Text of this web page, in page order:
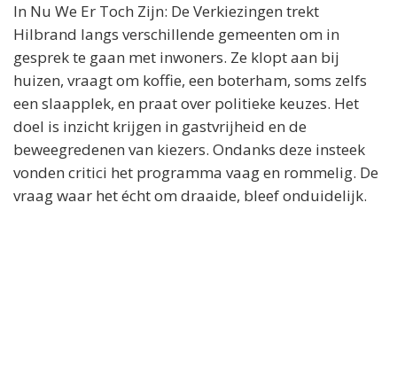
In Nu We Er Toch Zijn: De Verkiezingen trekt
Hilbrand langs verschillende gemeenten om in
gesprek te gaan met inwoners. Ze klopt aan bij
huizen, vraagt om koffie, een boterham, soms zelfs
een slaapplek, en praat over politieke keuzes. Het
doel is inzicht krijgen in gastvrijheid en de
beweegredenen van kiezers. Ondanks deze insteek
vonden critici het programma vaag en rommelig. De
vraag waar het écht om draaide, bleef onduidelijk.